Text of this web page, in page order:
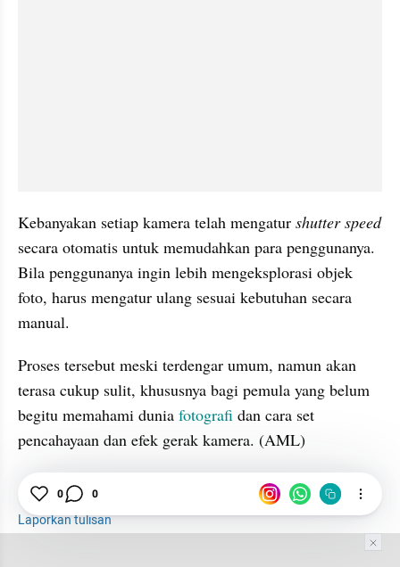
Kebanyakan setiap kamera telah mengatur
shutter speed
secara otomatis untuk memudahkan para penggunanya.
Bila penggunanya ingin lebih mengeksplorasi objek
foto, harus mengatur ulang sesuai kebutuhan secara
manual.
Proses tersebut meski terdengar umum, namun akan
terasa cukup sulit, khususnya bagi pemula yang belum
begitu memahami dunia fotografi dan cara set
pencahayaan dan efek gerak kamera. (AML)
Foto Video
Laporkan tulisan
0 0